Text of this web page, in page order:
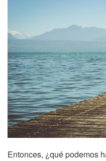
Entonces, ¿qué podemos